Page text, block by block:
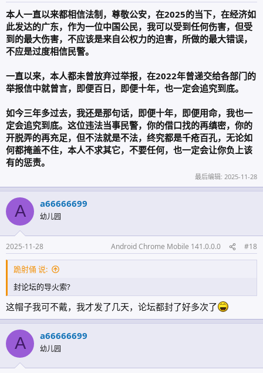
本人一直以来都相信法制，尊敬公安，在2025的当下，在经济如
此发达的广东，作为一位中国公民，我可以受到任何伤害，但受
到的最大伤害，不应该是来自公权力的迫害，所做的最大错误，
不应是过度相信民警。
一直以来，本人都未曾放弃过举报，在2022年曾递交给各部门的
举报信中就曾言，即便百日，即便十年，也一定会追究到底。
如今三年多过去，我还是那句话，即便十年，即便用命，我也一
定会追究到底。这位违法当事民警，你的借口找的再缜密，你的
开脱弄的再充足，但不法就是不法，终究都是千疮百孔，无论如
何都掩盖不住，本人不求其它，不要任何，也一定会让你负上该
有的惩责。
最后编辑: 2025-11-28
A a66666699
幼儿园
2025-11-28 Android Chrome Mobile 141.0.0.0 #18
跪射俑 说:
封论坛的导火索?
这帽子我可不戴，我才发了几天，论坛都封了好多次了
A a66666699
幼儿园